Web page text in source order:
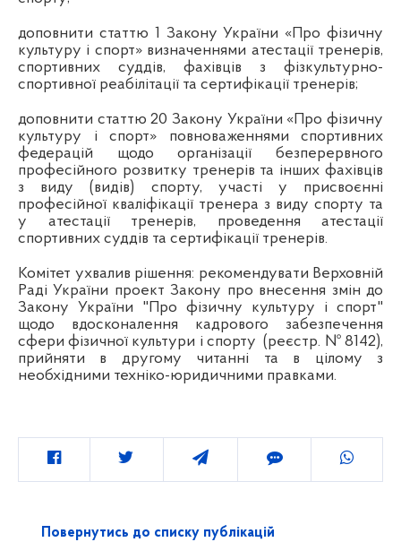
доповнити статтю 1 Закону України «Про фізичну
культуру і спорт» визначеннями атестації тренерів,
спортивних суддів, фахівців з фізкультурно-
спортивної реабілітації та сертифікації тренерів;
доповнити статтю 20 Закону України «Про фізичну
культуру і спорт» повноваженнями спортивних
федерацій щодо організації безперервного
професійного розвитку тренерів та інших фахівців
з виду (видів) спорту, участі у присвоєнні
професійної кваліфікації тренера з виду спорту та
у атестації тренерів, проведення атестації
спортивних суддів та сертифікації тренерів.
Комітет ухвалив рішення: рекомендувати Верховній
Раді України проект Закону про внесення змін до
Закону України "Про фізичну культуру і спорт"
щодо вдосконалення кадрового забезпечення
сфери фізичної культури і спорту (реєстр. № 8142),
прийняти в другому читанні та в цілому з
необхідними техніко-юридичними правками.
Повернутись до списку публікацій